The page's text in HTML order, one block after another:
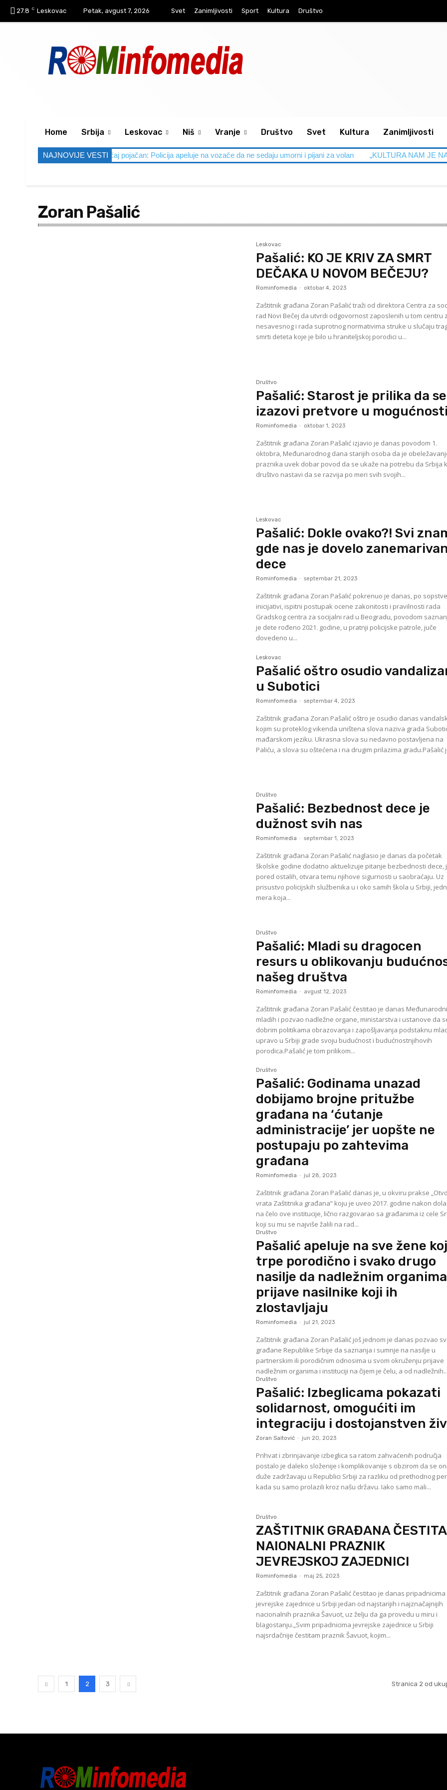
27.8 C Leskovac Petak, avgust 7, 2026 Svet Zanimljivosti Sport Kultura Društvo
Home Srbija Leskovac Niš Vranje Društvo Svet Kultura Zanimljivosti
NAJNOVIJE VESTI
pred nama, saobraćaj pojačan: Policija apeluje na vozače da ne sedaju umorni i pijani za volan „KULTURA NAM JE NA NIVOU“ –
Zoran Pašalić
Leskovac
Pašalić: KO JE KRIV ZA SMRT
DEČAKA U NOVOM BEČEJU?
Rominfomedia - oktobar 4, 2023
Zaštitnik građana Zoran Pašalić traži od direktora Centra za
rad Novi Bečej da utvrdi odgovornost zaposlenih u tom centru
nesavesnog i rada suprotnog normativima struke u slučaju
smrti deteta koje je bilo u hraniteljskoj porodici u...
Društvo
Pašalić: Starost je prilika da se
izazovi pretvore u mogućnosti
Rominfomedia - oktobar 1, 2023
Zaštitnik građana Zoran Pašalić izjavio je danas povodom 1.
oktobra, Međunarodnog dana starijih osoba da je
praznika uvek dobar povod da se ukaže na potrebu da Srbija
društvo nastavi da se razvija po meri svih svojih...
Leskovac
Pašalić: Dokle ovako?! Svi
gde nas je dovelo
dece
Rominfomedia - septembar 21, 2023
Zaštitnik građana Zoran Pašalić pokrenuo je danas, po
inicijativi, ispitni postupak ocene zakonitosti i pravilnosti rada
Gradskog centra za socijalni rad u Beogradu, povodom
je dete rođeno 2021. godine, u pratnji policijske patrole, juče
dovedeno u...
Leskovac
Pašalić oštro osudio
u Subotici
Rominfomedia - septembar 4, 2023
Zaštitnik građana Zoran Pašalić oštro je osudio danas
kojim su proteklog vikenda uništena slova naziva grada
mađarskom jeziku. Ukrasna slova su nedavno postavljena na
Paliću, a slova su oštećena i na drugim prilazima gradu.Pašalić
Društvo
Pašalić: Bezbednost dece je
dužnost svih nas
Rominfomedia - septembar 1, 2023
Zaštitnik građana Zoran Pašalić naglasio je danas da početak
školske godine dodatno aktuelizuje pitanje bezbednosti dece,
pored ostalih, otvara temu njihove sigurnosti u saobraćaju. Uz
prisustvo policijskih službenika u i oko samih škola u Srbiji,
mera koja...
Društvo
Pašalić: Mladi su dragocen
resurs u oblikovanju
našeg društva
Rominfomedia - avgust 12, 2023
Zaštitnik građana Zoran Pašalić čestitao je danas
mladih i pozvao nadležne organe, ministarstva i ustanove da
dobrim politikama obrazovanja i zapošljavanja podstaknu
upravo u Srbiji grade svoju budućnost i budućnostnjihovih
porodica.Pašalić je tom prilikom...
Društvo
Pašalić: Godinama unazad
dobijamo brojne pritužbe
građana na ‘ćutanje
administracije’ jer uopšte ne
postupaju po zahtevima
građana
Rominfomedia - jul 28, 2023
Zaštitnik građana Zoran Pašalić danas je, u okviru prakse
vrata Zaštitnika građana“ koju je uveo 2017. godine nakon
na čelo ove institucije, lično razgovarao sa građanima iz cele
koji su mu se najviše žalili na rad...
Društvo
Pašalić apeluje na sve žene
trpe porodično i svako drugo
nasilje da nadležnim organima
prijave nasilnike koji ih
zlostavljaju
Rominfomedia - jul 21, 2023
Zaštitnik građana Zoran Pašalić još jednom je danas pozvao
građane Republike Srbije da saznanja i sumnje na nasilje u
partnerskim ili porodičnim odnosima u svom okruženju prijave
nadležnim organima i instituciji na čijem je čelu, a od nadležnih...
Društvo
Pašalić: Izbeglicama pokazati
solidarnost, omogućiti im
integraciju i dostojanstven
Zoran Saitović - jun 20, 2023
Prihvat i zbrinjavanje izbeglica sa ratom zahvaćenih područja
postalo je daleko složenije i komplikovanije s obzirom da se oni
duže zadržavaju u Republici Srbiji za razliku od prethodnog
kada su samo prolazili kroz našu državu. Iako samo mali...
Društvo
ZAŠTITNIК GRAĐANA
NAIONALNI PRAZNIК
JEVREJSКOJ ZAJEDNICI
Rominfomedia - maj 25, 2023
Zaštitnik građana Zoran Pašalić čestitao je danas pripadnicima
jevrejske zajednice u Srbiji jedan od najstarijih i najznačajnijih
nacionalnih praznika Šavuot, uz želju da ga provedu u miru i
blagostanju.„Svim pripadnicima jevrejske zajednice u Srbiji
najsrdačnije čestitam praznik Šavuot, kojim...
1 2 3 Stranica 2 od